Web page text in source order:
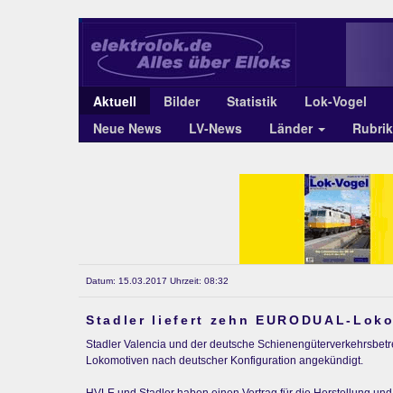
Aktuell Bilder Statistik Lok-Vogel
Neue News
LV-News Länder
Datum: 15.03.2017 Uhrzeit: 08:32
Stadler liefert zehn EURODUAL-
Stadler Valencia und der deutsche
Lokomotiven nach deutscher Konfiguration angekündigt.